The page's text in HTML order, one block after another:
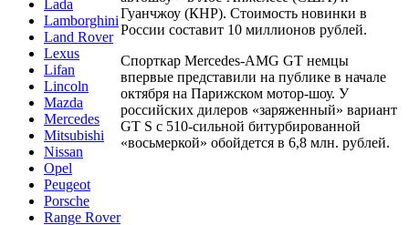
Lada
Lamborghini
Land Rover
Lexus
Lifan
Lincoln
Mazda
Mercedes
Mitsubishi
Nissan
Opel
Peugeot
Porsche
Range Rover
Гуанчжоу (КНР). Стоимость новинки в
России составит 10 миллионов рублей.
Спорткар Mercedes-AMG GT немцы
впервые представили на публике в начале
октября на Парижском мотор-шоу. У
российских дилеров «заряженный» вариант
GT S с 510-сильной битурбированной
«восьмеркой» обойдется в 6,8 млн. рублей.